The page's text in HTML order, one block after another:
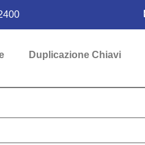
Duplicazione Chiavi